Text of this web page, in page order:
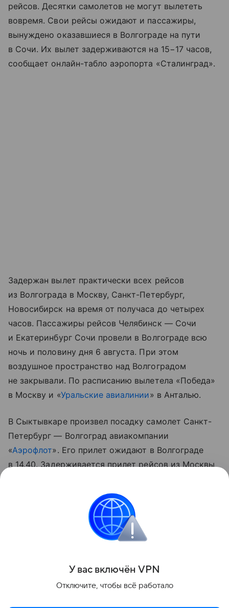
рейсов. Десятки самолетов не могут вылететь
вовремя. Свои рейсы ожидают и пассажиры,
вынуждено оказавшиеся в Волгограде на пути
в Сочи. Их вылет задерживаются на 15−17 часов,
сообщает онлайн-табло аэропорта «Сталинград».
Задержан вылет практически всех рейсов
из Волгограда в Москву, Санкт-Петербург,
Новосибирск на время от получаса до четырех
часов. Пассажиры рейсов Челябинск — Сочи
и Екатеринбург Сочи провели в Волгограде всю
ночь и половину дня 6 августа. При этом
воздушное пространство над Волгоградом
не закрывали. По расписанию вылетела «Победа»
в Москву и «Уральские авиалинии» в Анталью.
В Сыктывкаре произвел посадку самолет Санкт-
Петербург — Волгоград авиакомпании
«Аэрофлот». Его прилет ожидают в Волгограде
в 14.40. Задерживается прилет рейсов из Москвы
Пассажирам стоит уточнять актуальный статус
рейса в аэропорту или своей авиакомпании, чтобы
не сидеть часами в терминале.
Поделиться
У вас включён VPN
Отключите, чтобы всё работало